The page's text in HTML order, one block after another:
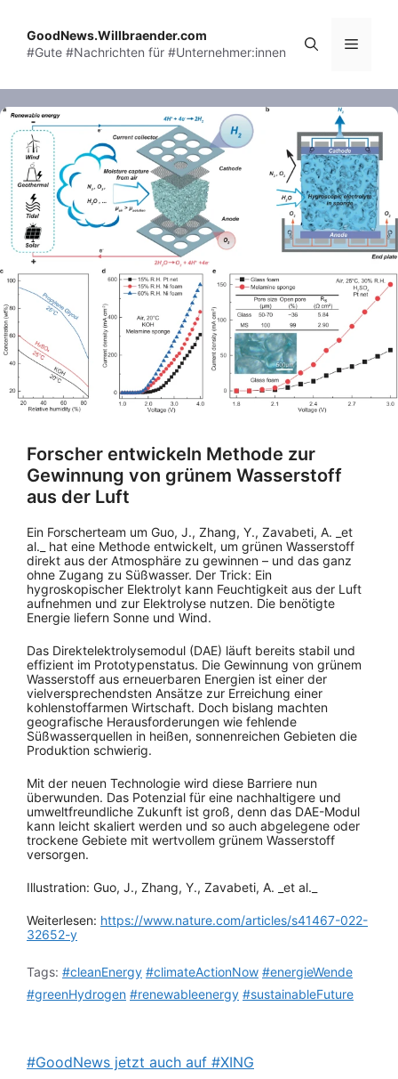
content
GoodNews.Willbraender.com
#Gute #Nachrichten für #Unternehmer:innen
Menu
Forscher entwickeln Methode zur
Gewinnung von grünem Wasserstoff
aus der Luft
Ein Forscherteam um Guo, J., Zhang, Y., Zavabeti, A. _et
al._ hat eine Methode entwickelt, um grünen Wasserstoff
direkt aus der Atmosphäre zu gewinnen – und das ganz
ohne Zugang zu Süßwasser. Der Trick: Ein
hygroskopischer Elektrolyt kann Feuchtigkeit aus der Luft
aufnehmen und zur Elektrolyse nutzen. Die benötigte
Energie liefern Sonne und Wind.
Das Direktelektrolysemodul (DAE) läuft bereits stabil und
effizient im Prototypenstatus. Die Gewinnung von grünem
Wasserstoff aus erneuerbaren Energien ist einer der
vielversprechendsten Ansätze zur Erreichung einer
kohlenstoffarmen Wirtschaft. Doch bislang machten
geografische Herausforderungen wie fehlende
Süßwasserquellen in heißen, sonnenreichen Gebieten die
Produktion schwierig.
Mit der neuen Technologie wird diese Barriere nun
überwunden. Das Potenzial für eine nachhaltigere und
umweltfreundliche Zukunft ist groß, denn das DAE-Modul
kann leicht skaliert werden und so auch abgelegene oder
trockene Gebiete mit wertvollem grünem Wasserstoff
versorgen.
Illustration: Guo, J., Zhang, Y., Zavabeti, A. _et al._
Weiterlesen: https://www.nature.com/articles/s41467-022-
32652-y
Tags: #cleanEnergy #climateActionNow #energieWende
#greenHydrogen #renewableenergy #sustainableFuture
#GoodNews jetzt auch auf #XING